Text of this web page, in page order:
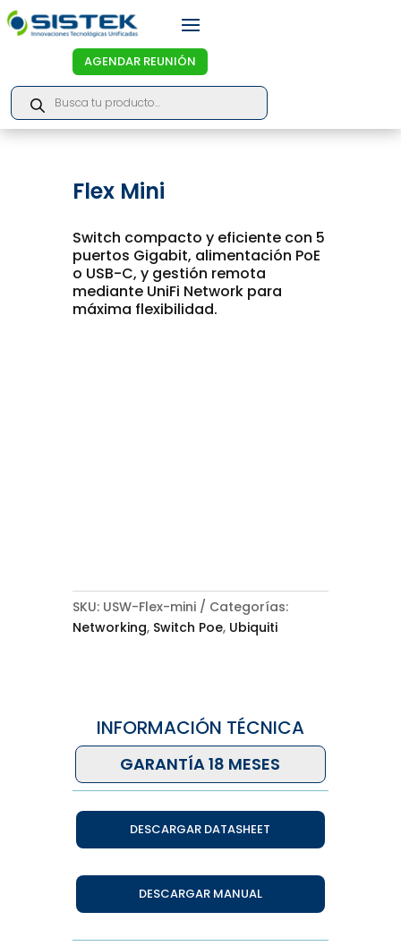
AGENDAR REUNIÓN
Products
search
Flex Mini
Switch compacto y eficiente con 5
puertos Gigabit, alimentación PoE
o USB-C, y gestión remota
mediante UniFi Network para
máxima flexibilidad.
SKU: USW-Flex-mini
Categorías:
Networking, Switch Poe, Ubiquiti
INFORMACIÓN TÉCNICA
GARANTÍA 18 MESES
DESCARGAR DATASHEET
DESCARGAR MANUAL